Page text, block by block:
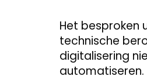
Het besproken
technische
digitalisering
automatiseren.